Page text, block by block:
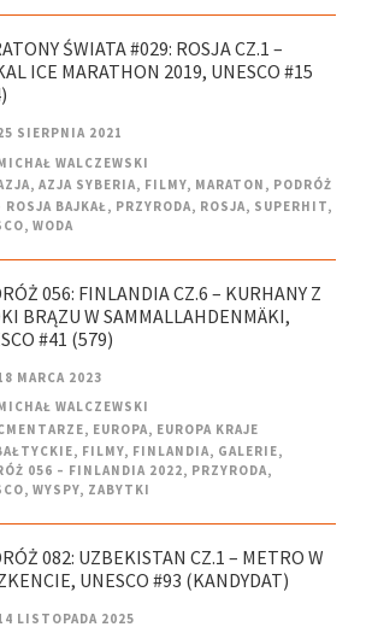
ŚWIATA #029: ROSJA CZ.1 –
ICE MARATHON 2019, UNESCO #15
SIERPNIA 2021
WALCZEWSKI
, AZJA SYBERIA, FILMY, MARATON , PODRÓŻ
ROSJA BAJKAŁ, PRZYRODA, ROSJA, SUPERHIT,
, WODA
056: FINLANDIA CZ.6 – KURHANY Z
BRĄZU W SAMMALLAHDENMÄKI,
#41 (579)
MARCA 2023
WALCZEWSKI
, EUROPA, EUROPA KRAJE
, FILMY, FINLANDIA, GALERIE,
056 – FINLANDIA 2022, PRZYRODA,
, WYSPY, ZABYTKI
082: UZBEKISTAN CZ.1 – METRO W
UNESCO #93 (KANDYDAT)
LISTOPADA 2025